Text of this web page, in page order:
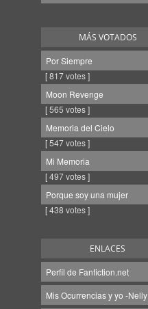
MÁS VOTADOS
Por Siempre
[ 817 votes ]
Moon Revenge
[ 565 votes ]
Memoria del Cielo
[ 547 votes ]
Mi Memoria
[ 497 votes ]
Porque soy una mujer
[ 438 votes ]
ENLACES
Perfil de Fanfiction.net
Mis Ocurrencias y yo -Nelly